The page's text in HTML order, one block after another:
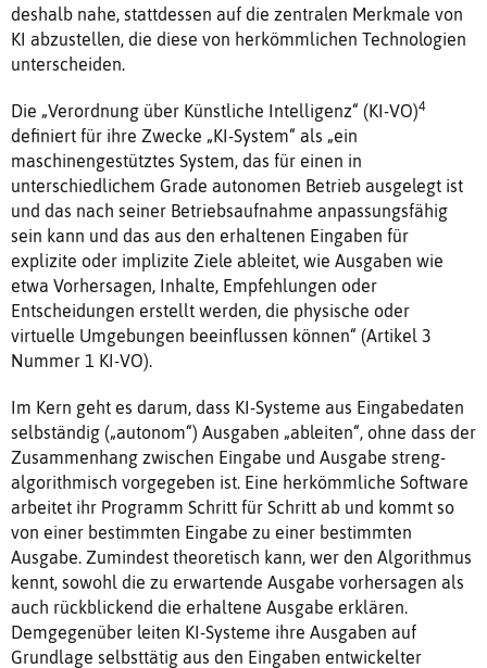
deshalb nahe, stattdessen auf die zentralen Merkmale von
KI abzustellen, die diese von herkömmlichen Technologien
unterscheiden.
Die „Verordnung über Künstliche Intelligenz“ (KI-VO)4
definiert für ihre Zwecke „KI-System“ als „ein
maschinengestütztes System, das für einen in
unterschiedlichem Grade autonomen Betrieb ausgelegt ist
und das nach seiner Betriebsaufnahme anpassungsfähig
sein kann und das aus den erhaltenen Eingaben für
explizite oder implizite Ziele ableitet, wie Ausgaben wie
etwa Vorhersagen, Inhalte, Empfehlungen oder
Entscheidungen erstellt werden, die physische oder
virtuelle Umgebungen beeinflussen können“ (Artikel 3
Nummer 1 KI-VO).
Im Kern geht es darum, dass KI-Systeme aus Eingabedaten
selbständig („autonom“) Ausgaben „ableiten“, ohne dass der
Zusammenhang zwischen Eingabe und Ausgabe streng-
algorithmisch vorgegeben ist. Eine herkömmliche Software
arbeitet ihr Programm Schritt für Schritt ab und kommt so
von einer bestimmten Eingabe zu einer bestimmten
Ausgabe. Zumindest theoretisch kann, wer den Algorithmus
kennt, sowohl die zu erwartende Ausgabe vorhersagen als
auch rückblickend die erhaltene Ausgabe erklären.
Demgegenüber leiten KI-Systeme ihre Ausgaben auf
Grundlage selbsttätig aus den Eingaben entwickelter